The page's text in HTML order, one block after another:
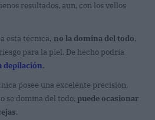
resultados, aun, con los vellos
esta técnica, no la domina del todo,
para la piel. De hecho podría
depilación.
posee una excelente precisión,
se domina del todo, puede ocasionar
.